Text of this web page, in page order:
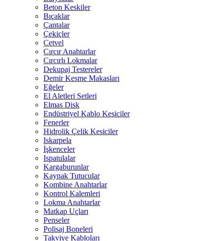
Beton Keskiler
Bıçaklar
Çantalar
Çekiçler
Cetvel
Cırcır Anahtarlar
Cırcırlı Lokmalar
Dekupaj Testereler
Demir Kesme Makasları
Eğeler
El Aletleri Setleri
Elmas Disk
Endüstriyel Kablo Kesiciler
Fenerler
Hidrolik Çelik Kesiciler
Iskarpela
İşkenceler
Ispatulalar
Kargaburunlar
Kaynak Tutucular
Kombine Anahtarlar
Kontrol Kalemleri
Lokma Anahtarlar
Matkap Uçları
Penseler
Polisaj Boneleri
Takviye Kabloları